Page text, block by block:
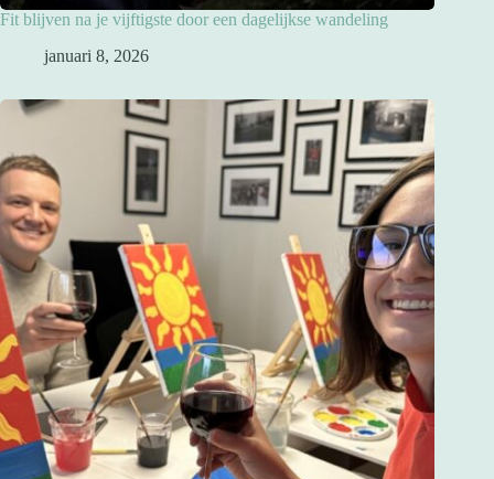
Fit blijven na je vijftigste door een dagelijkse wandeling
januari 8, 2026